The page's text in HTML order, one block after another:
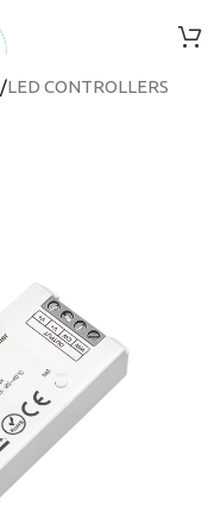
/LED CONTROLLERS